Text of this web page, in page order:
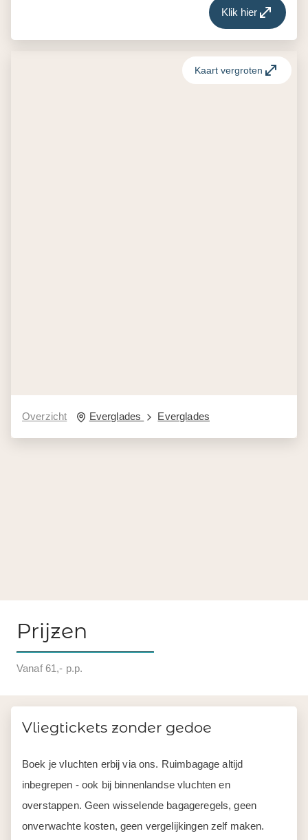
Klik hier
Overzicht Everglades Everglades
Kaart vergroten
Prijzen
Vanaf 61,- p.p.
Vliegtickets zonder gedoe
Boek je vluchten erbij via ons. Ruimbagage altijd
inbegrepen - ook bij binnenlandse vluchten en
overstappen. Geen wisselende bagageregels, geen
onverwachte kosten, geen vergelijkingen zelf maken.